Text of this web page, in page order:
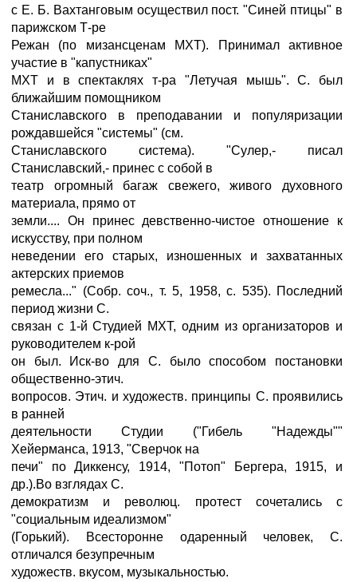
с Е. Б. Вахтанговым осуществил пост. "Синей птицы" в
парижском Т-ре
Режан (по мизансценам МХТ). Принимал активное
участие в "капустниках"
МХТ и в спектаклях т-ра "Летучая мышь". С. был
ближайшим помощником
Станиславского в преподавании и популяризации
рождавшейся "системы" (см.
Станиславского система). "Сулер,- писал
Станиславский,- принес с собой в
театр огромный багаж свежего, живого духовного
материала, прямо от
земли.... Он принес девственно-чистое отношение к
искусству, при полном
неведении его старых, изношенных и захватанных
актерских приемов
ремесла..." (Собр. соч., т. 5, 1958, с. 535). Последний
период жизни С.
связан с 1-й Студией МХТ, одним из организаторов и
руководителем к-рой
он был. Иск-во для С. было способом постановки
общественно-этич.
вопросов. Этич. и художеств. принципы С. проявились
в ранней
деятельности Студии ("Гибель "Надежды""
Хейерманса, 1913, "Сверчок на
печи" по Диккенсу, 1914, "Потоп" Бергера, 1915, и
др.).Во взглядах С.
демократизм и революц. протест сочетались с
"социальным идеализмом"
(Горький). Всесторонне одаренный человек, С.
отличался безупречным
художеств. вкусом, музыкальностью.